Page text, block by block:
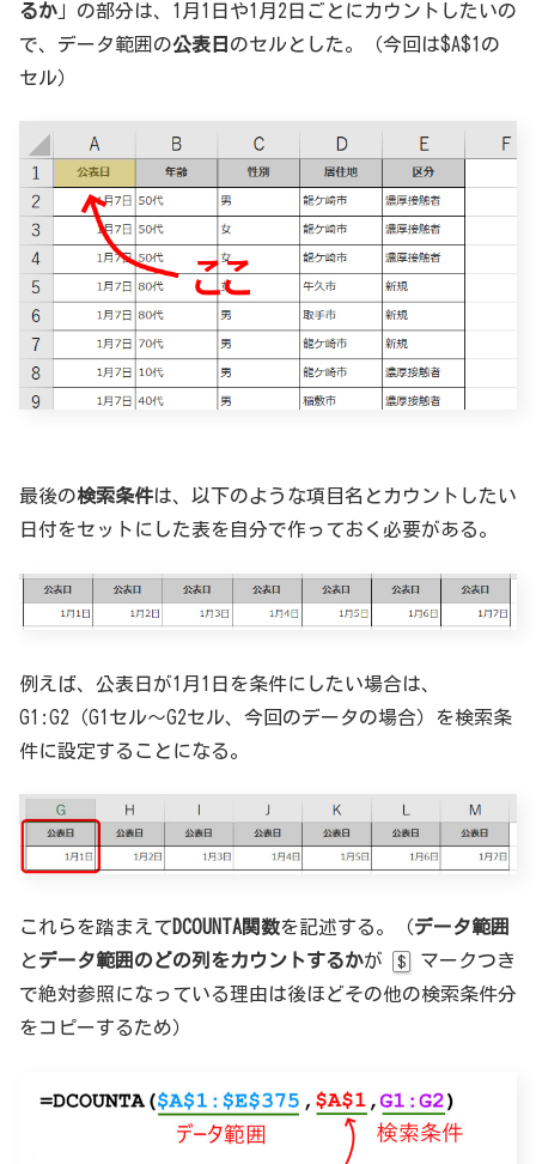
るか 」の部分は、1月1日や1月2日ごとにカウントしたいの
で、データ範囲の公表日 のセルとした。（今回は$A$1の
セル）
最後の検索条件は、以下のような項目名とカウントしたい
日付をセットにした表を自分で作っておく必要がある。
例えば、公表日が1月1日を条件にしたい場合は、
G1:G2（G1セル～G2セル、今回のデータの場合）を検索条
件に設定することになる。
これらを踏まえてDCOUNTA関数を記述する。（データ範囲
とデータ範囲のどの列をカウントするかが $
マークつき
で絶対参照になっている理由は後ほどその他の検索条件分
をコピーするため）